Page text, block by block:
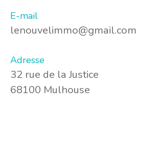
E-mail
lenouvelimmo@gmail.com
Adresse
32 rue de la Justice
68100 Mulhouse